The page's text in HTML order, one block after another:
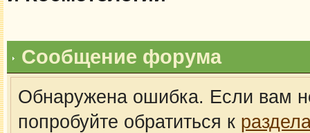
Сообщение форума
Обнаружена ошибка. Если вам
попробуйте обратиться к